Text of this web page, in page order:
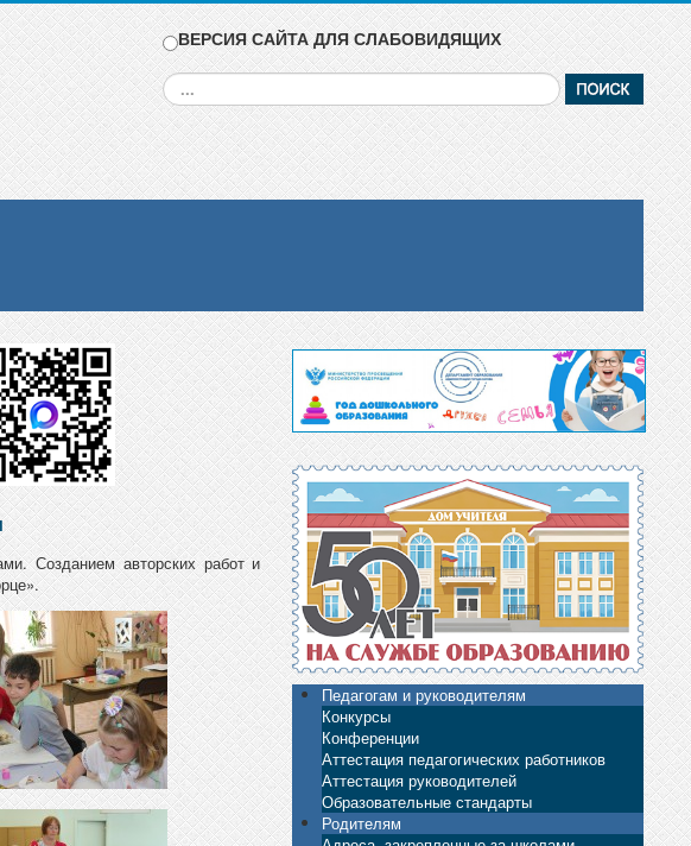
ВЕРСИЯ САЙТА ДЛЯ СЛАБОВИДЯЩИХ
Искать...
Созданием авторских работ и
Педагогам и руководителям
Конкурсы
Конференции
Аттестация педагогических работников
Аттестация руководителей
Образовательные стандарты
Родителям